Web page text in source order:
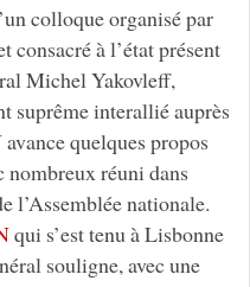
colloque organisé par
consacré à l’état présent
Michel Yakovleff,
suprême interallié auprès
quelques propos
réuni dans
l’Assemblée nationale.
qui s’est tenu à Lisbonne
souligne, avec une